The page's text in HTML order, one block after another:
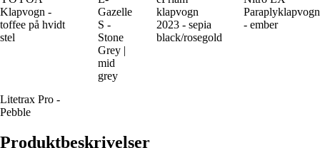
Klapvogn -
toffee på hvidt
stel
Gazelle
S -
Stone
Grey |
mid
grey
klapvogn
2023 - sepia
black/rosegold
Paraplyklapvogn
- ember
Litetrax Pro -
Pebble
Produktbeskrivelser